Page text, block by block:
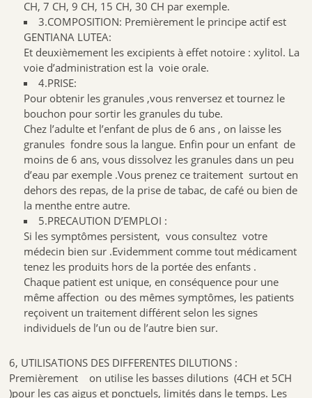
CH, 7 CH, 9 CH, 15 CH, 30 CH par exemple.
3.COMPOSITION: Premièrement le principe actif est
GENTIANA LUTEA:
Et deuxièmement les excipients à effet notoire : xylitol. La
voie d’administration est la voie orale.
4.PRISE:
Pour obtenir les granules ,vous renversez et tournez le
bouchon pour sortir les granules du tube.
Chez l’adulte et l’enfant de plus de 6 ans , on laisse les
granules fondre sous la langue. Enfin pour un enfant de
moins de 6 ans, vous dissolvez les granules dans un peu
d’eau par exemple .Vous prenez ce traitement surtout en
dehors des repas, de la prise de tabac, de café ou bien de
la menthe entre autre.
5.PRECAUTION D’EMPLOI :
Si les symptômes persistent, vous consultez votre
médecin bien sur .Evidemment comme tout médicament
tenez les produits hors de la portée des enfants .
Chaque patient est unique, en conséquence pour une
même affection ou des mêmes symptômes, les patients
reçoivent un traitement différent selon les signes
individuels de l’un ou de l’autre bien sur.
6, UTILISATIONS DES DIFFERENTES DILUTIONS :
Premièrement on utilise les basses dilutions (4CH et 5CH
)pour les cas aigus et ponctuels, limités dans le temps. Les